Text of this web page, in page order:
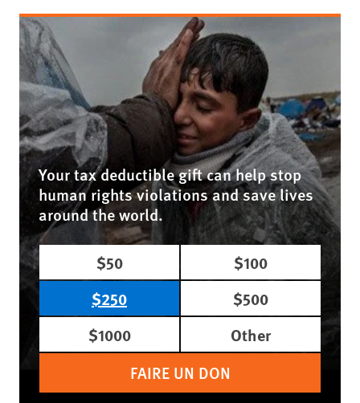
Your tax deductible gift can help stop
human rights violations and save lives
around the world.
$50
$100
$250
$500
$1000
Other
FAIRE UN DON